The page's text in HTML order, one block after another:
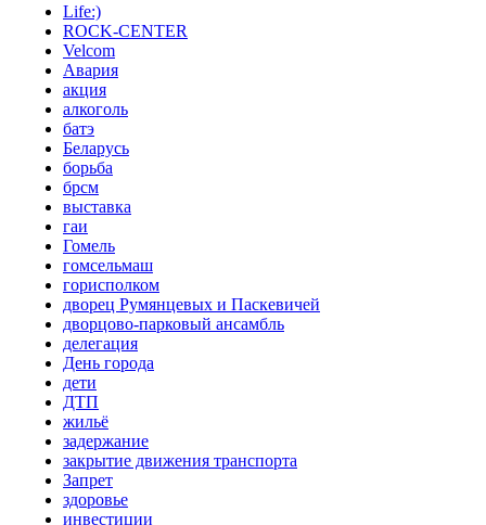
Life:)
ROCK-CENTER
Velcom
Авария
акция
алкоголь
батэ
Беларусь
борьба
брсм
выставка
гаи
Гомель
гомсельмаш
горисполком
дворец Румянцевых и Паскевичей
дворцово-парковый ансамбль
делегация
День города
дети
ДТП
жильё
задержание
закрытие движения транспорта
Запрет
здоровье
инвестиции